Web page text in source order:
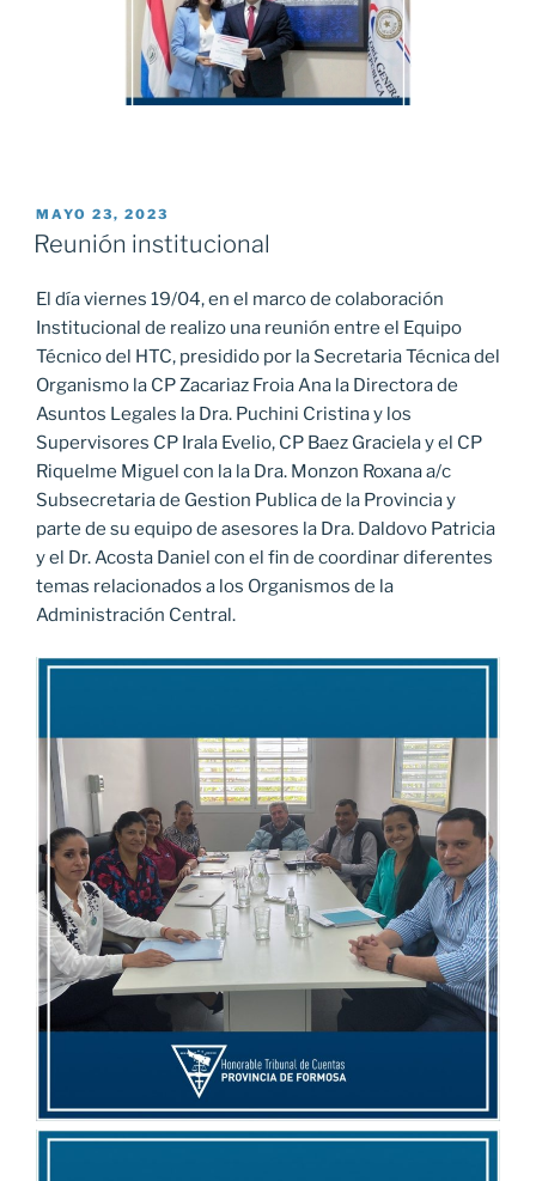
PUBLICADO
EL
MAYO 23, 2023
Reunión institucional
El día viernes 19/04, en el marco de colaboración
Institucional de realizo una reunión entre el Equipo
Técnico del HTC, presidido por la Secretaria Técnica del
Organismo la CP Zacariaz Froia Ana la Directora de
Asuntos Legales la Dra. Puchini Cristina y los
Supervisores CP Irala Evelio, CP Baez Graciela y el CP
Riquelme Miguel con la la Dra. Monzon Roxana a/c
Subsecretaria de Gestion Publica de la Provincia y
parte de su equipo de asesores la Dra. Daldovo Patricia
y el Dr. Acosta Daniel con el fin de coordinar diferentes
temas relacionados a los Organismos de la
Administración Central.